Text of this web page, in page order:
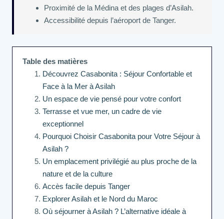
Proximité de la Médina et des plages d’Asilah.
Accessibilité depuis l’aéroport de Tanger.
Table des matières
Découvrez Casabonita : Séjour Confortable et
Face à la Mer à Asilah
Un espace de vie pensé pour votre confort
Terrasse et vue mer, un cadre de vie
exceptionnel
Pourquoi Choisir Casabonita pour Votre Séjour à
Asilah ?
Un emplacement privilégié au plus proche de la
nature et de la culture
Accès facile depuis Tanger
Explorer Asilah et le Nord du Maroc
Où séjourner à Asilah ? L’alternative idéale à